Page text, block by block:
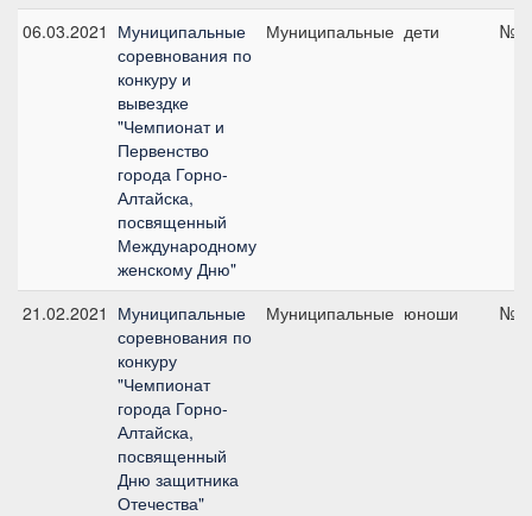
06.03.2021 Муниципальные
соревнования по
конкуру и
вывездке
"Чемпионат и
Первенство
города Горно-
Алтайска,
посвященный
Международному
женскому Дню"
Муниципальные дети №3,
21.02.2021 Муниципальные
соревнования по
конкуру
"Чемпионат
города Горно-
Алтайска,
посвященный
Дню защитника
Отечества"
Муниципальные юноши №2,